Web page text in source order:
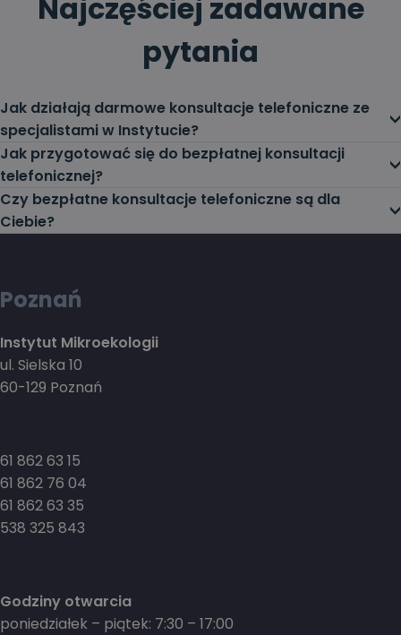
Najczęściej zadawane
pytania
Jak działają darmowe konsultacje telefoniczne ze
specjalistami w Instytucie?
Jak przygotować się do bezpłatnej konsultacji
telefonicznej?
Czy bezpłatne konsultacje telefoniczne są dla
Ciebie?
Poznań
Instytut Mikroekologii
ul. Sielska 10
60-129 Poznań
61 862 63 15
61 862 76 04
61 862 63 35
538 325 843
Godziny otwarcia
poniedziałek – piątek: 7:30 – 17:00